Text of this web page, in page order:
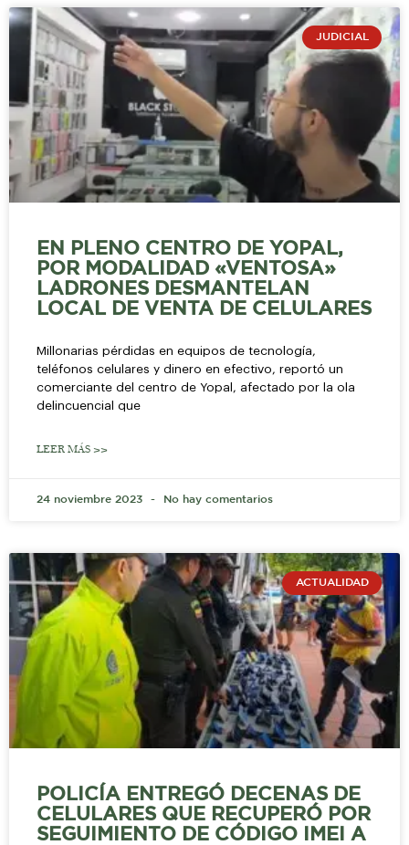
JUDICIAL
EN PLENO CENTRO DE YOPAL,
POR MODALIDAD «VENTOSA»
LADRONES DESMANTELAN
LOCAL DE VENTA DE CELULARES
Millonarias pérdidas en equipos de tecnología,
teléfonos celulares y dinero en efectivo, reportó un
comerciante del centro de Yopal, afectado por la ola
delincuencial que
LEER MÁS >>
24 noviembre 2023 No hay comentarios
ACTUALIDAD
POLICÍA ENTREGÓ DECENAS DE
CELULARES QUE RECUPERÓ POR
SEGUIMIENTO DE CÓDIGO IMEI A